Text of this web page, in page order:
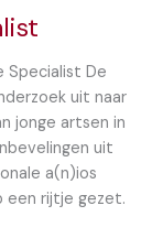
Specialist De
uit naar
jonge artsen in
uit
a(n)ios
een rijtje gezet.